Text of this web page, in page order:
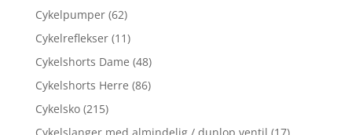
Cykelpumper (62)
Cykelreflekser (11)
Cykelshorts Dame (48)
Cykelshorts Herre (86)
Cykelsko (215)